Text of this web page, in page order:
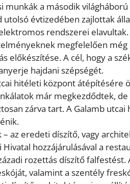
munkák a második
évtizedében zajlottak
rendszerei
megfelelően még
előkészítése. A cél, hogy a
hajdani szépségét.
hitéleti központ átépítésére
már megkezdődtek, de
zárva tart. A Galamb utcai
az eredeti díszítő, vagy
hozzájárulásával a
rozettás díszítő falfestést.
valamint a szentély